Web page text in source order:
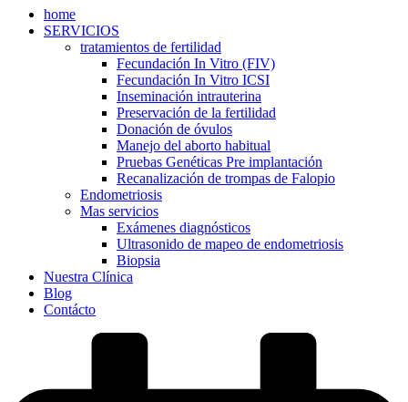
home
SERVICIOS
tratamientos de fertilidad
Fecundación In Vitro (FIV)
Fecundación In Vitro ICSI
Inseminación intrauterina
Preservación de la fertilidad
Donación de óvulos
Manejo del aborto habitual
Pruebas Genéticas Pre implantación
Recanalización de trompas de Falopio
Endometriosis
Mas servicios
Exámenes diagnósticos
Ultrasonido de mapeo de endometriosis
Biopsia
Nuestra Clínica
Blog
Contácto